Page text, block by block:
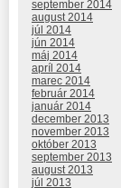
september 2014
august 2014
júl 2014
jún 2014
máj 2014
apríl 2014
marec 2014
február 2014
január 2014
december 2013
november 2013
október 2013
september 2013
august 2013
júl 2013